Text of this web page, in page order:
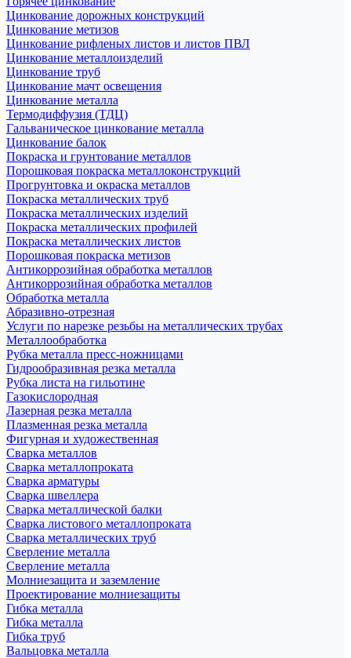
Цинкование дорожных конструкций
Цинкование метизов
Цинкование рифленых листов и листов ПВЛ
Цинкование металлоизделий
Цинкование труб
Цинкование мачт освещения
Цинкование металла
Термодиффузия (ТДЦ)
Гальваническое цинкование металла
Цинкование балок
Покраска и грунтование металлов
Порошковая покраска металлоконструкций
Прогрунтовка и окраска металлов
Покраска металлических труб
Покраска металлических изделий
Покраска металлических профилей
Покраска металлических листов
Порошковая покраска метизов
Антикоррозийная обработка металлов
Антикоррозийная обработка металлов
Обработка металла
Абразивно-отрезная
Услуги по нарезке резьбы на металлических трубах
Металлообработка
Рубка металла пресс-ножницами
Гидрообразивная резка металла
Рубка листа на гильотине
Газокислородная
Лазерная резка металла
Плазменная резка металла
Фигурная и художественная
Сварка металлов
Сварка металлопроката
Сварка арматуры
Сварка швеллера
Сварка металлической балки
Сварка листового металлопроката
Сварка металлических труб
Сверление металла
Сверление металла
Молниезащита и заземление
Проектирование молниезащиты
Гибка металла
Гибка металла
Гибка труб
Вальцовка металла